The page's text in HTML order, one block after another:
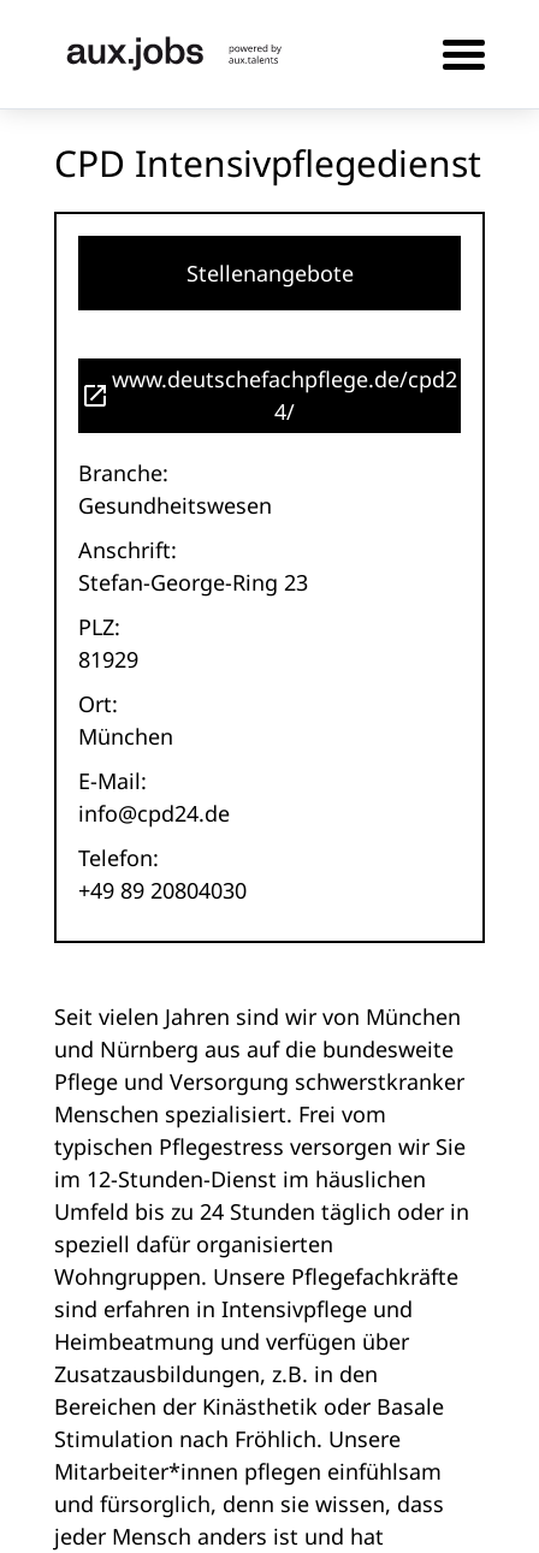
CPD Intensivpflegedienst
Seit vielen Jahren sind wir von München
und Nürnberg aus auf die bundesweite
Pflege und Versorgung schwerstkranker
Menschen spezialisiert. Frei vom
typischen Pflegestress versorgen wir Sie
im 12-Stunden-Dienst im häuslichen
Umfeld bis zu 24 Stunden täglich oder in
speziell dafür organisierten
Wohngruppen. Unsere Pflegefachkräfte
sind erfahren in Intensivpflege und
Heimbeatmung und verfügen über
Zusatzausbildungen, z.B. in den
Bereichen der Kinästhetik oder Basale
Stimulation nach Fröhlich. Unsere
Mitarbeiter*innen pflegen einfühlsam
und fürsorglich, denn sie wissen, dass
jeder Mensch anders ist und hat
Stellenangebote
www.deutschefachpflege.de/cpd2
4/
Branche:
Gesundheitswesen
Anschrift:
Stefan-George-Ring 23
PLZ:
81929
Ort:
München
E-Mail:
info@cpd24.de
Telefon:
+49 89 20804030